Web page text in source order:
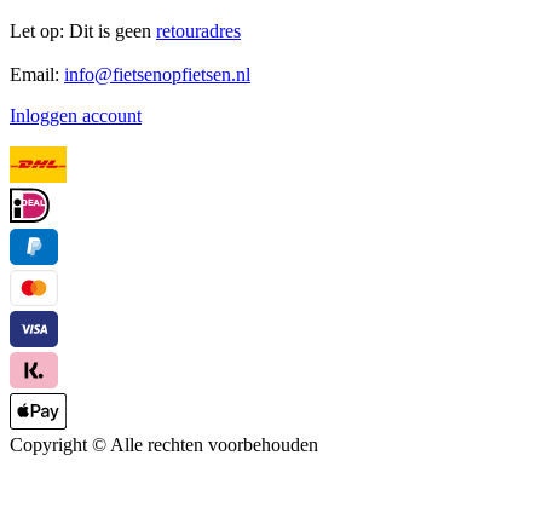
Let op: Dit is geen retouradres
Email: info@fietsenopfietsen.nl
Inloggen account
Copyright © Alle rechten voorbehouden